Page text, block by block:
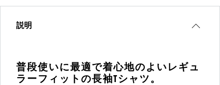
説明
普段使いに最適で着心地のよいレギュ
ラーフィットの長袖Tシャツ。